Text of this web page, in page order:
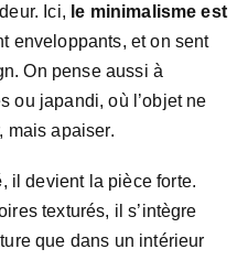
Ici, le minimalisme est
enveloppants, et on sent
On pense aussi à
ou japandi, où l’objet ne
mais apaiser.
, il devient la pièce forte.
texturés, il s’intègre
que dans un intérieur